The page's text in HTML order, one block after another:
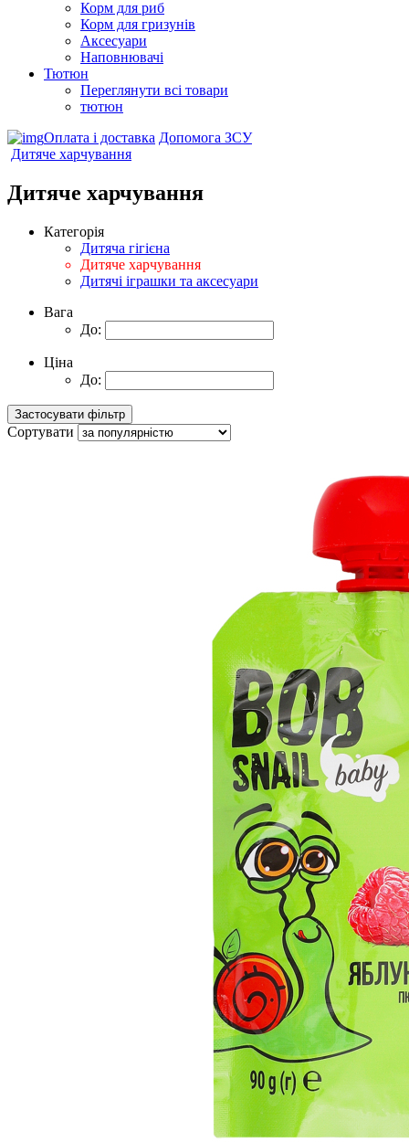
Корм для риб
Корм для гризунів
Аксесуари
Наповнювачі
Тютюн
Переглянути всі товари
тютюн
Оплата і доставка Допомога ЗСУ
Дитяче харчування
Дитяче харчування
Категорія
Дитяча гігієна
Дитяче харчування
Дитячі іграшки та аксесуари
Вага
До:
Ціна
До:
Сортувати